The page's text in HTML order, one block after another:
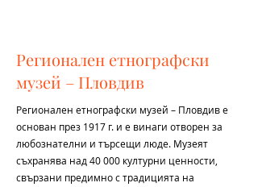
Регионален етнографски
музей – Пловдив
Регионален етнографски музей – Пловдиве
основан през 1917 г. и е винаги отворен за
любознателни и търсещи люде. Музеят
съхранява над 40 000 културни ценности,
свързани предимно с традицията на